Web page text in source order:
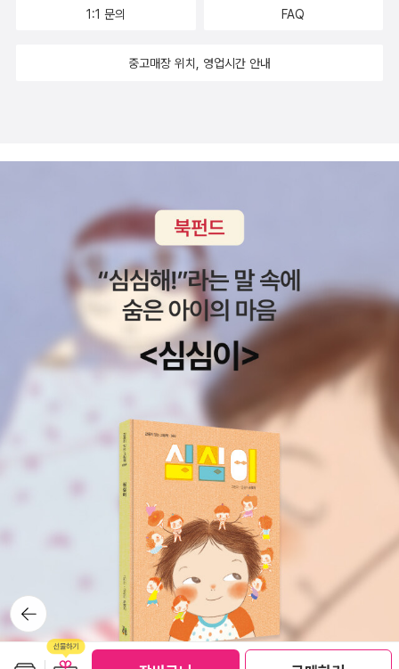
공덕불, 손오공은 투전승불, 저오능은 정단사자, 사오정은 금신나한,
리를 가리키며 부처님께 부탁한다. 송고주를 외워 금테 벗겨 달라고.
성실하게 걸어가면 나를 옭죄던 것들이 어느덧 자연스레 사라져 있을
여기부터는 다시 읽으셔도 됩니다. ^^ 자, 이제 나의 취경여행을 마쳤
다. 어떻게 이 마지막 리뷰를 마무리할까. 살짝 고민하다 서유기 각 장
의 마지막 문장의 형식을 빌려 마친다. '서유기 완역본 10권을 다 읽
은 껌정요괴. 과연 이번 취경독서여행으로 그녀가 배운 것은 무엇일
까? 또 어떤 황당하고 신선한 역사 이야기를 써 낼지, 여름에 나올 껌
정의 다음 새 책에서 풀어보기로 하자. ' (껌정의 취경독서여행 정리
는 여기에 있습니다. => http://blog.yes24.com/document/79
로 바쳐야 하는 진(陳)씨 노인의 이야기로 바뀌었다. 비마와 아르주
면, 빤다와들의 어머니 꾼띠에게서 삼장법사를, 첫째 유디슈티라에게
하누만 역시 그렇다. 손오공은 『라마야나』의 하누만에게서 영향을 받
았다고 했다. 『라마야나』를 (완전하게) 읽지는 못했으니 그의 탄생이
어땠는지는 알 길이 없다. 대신 그의 동생 비마가 어떻게 태어났는지
우리는 안다. 비마의 탄생과 손오공의 탄생을 비교해보자. 『마하바라
따』 1-114 ‘크샤뜨리야란 자고로 힘이 최고라 하오. 이제 가장 힘센
아들을 가집시다.’ 빤두의 말에 꾼띠는 바람의 신 와유를 불렀다. 그
에게서 꾼띠는 완력 좋은 괴력의 비마를 얻었다. 힘이 넘치는 비마가
태어나자 하늘의 목소리가 말했다. ‘그는 모든 장사 중에 가장 뛰어
난 장사가 될 것이다.’ 우르꼬다라(=비마)가 태어나자마자 경이로운
일이 벌어졌다. 어머니 품에서 미끄러진 아이가 몸으로 바위를 부숴
버린 것이다. 꾼띠가 호랑이에 놀라 품 안에 아들이 자고 있는 것을 잊
어버리고 벌떡 일어섰는데, 금강처럼 단단한 아이의 몸이 산의 바위
위에 떨어져 바위를 산산조각 내버린 것이다. 바위가 그렇게 산산이
부서지는 것을 본 빤두는 놀라움을 금치 못했다. 『서유기』 1회蓋自
開闢以來，每受天真地秀，日精月華，感之既久，遂有靈
通之意。內育仙胞，一日迸裂，產一石卵，似圓毬樣大。
因見風，化作一個石猴，五官俱備，四肢皆全。便就學爬
學走，拜了四方。目運兩道金光，射沖斗府。 그 바윗돌은
천지가 개벽한 이래 하늘과 땅의 정수(精髓)와 일월의 정화(精華)
뒤로가
기
1:1 문의 FAQ
중고매장 위치, 영업시간 안내